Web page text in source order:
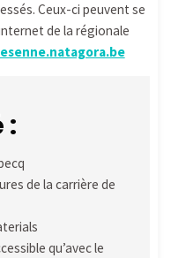
Ceux-ci peuvent se
de la régionale
:
de la carrière de
qu’avec le